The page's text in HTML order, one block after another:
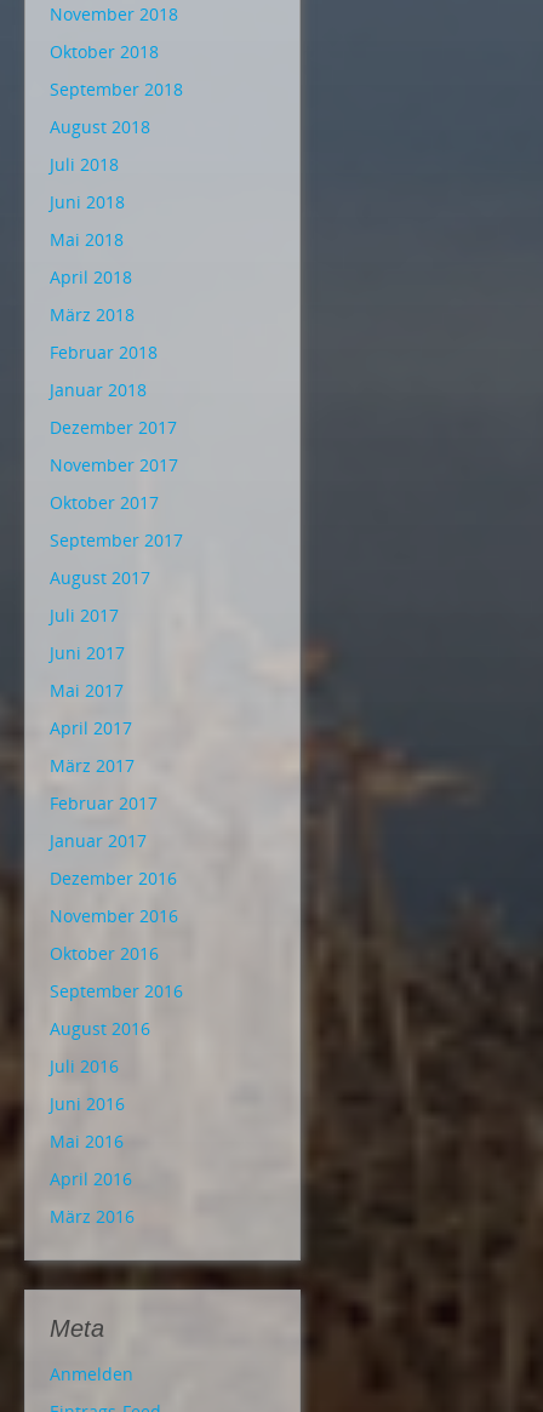
November 2018
Oktober 2018
September 2018
August 2018
Juli 2018
Juni 2018
Mai 2018
April 2018
März 2018
Februar 2018
Januar 2018
Dezember 2017
November 2017
Oktober 2017
September 2017
August 2017
Juli 2017
Juni 2017
Mai 2017
April 2017
März 2017
Februar 2017
Januar 2017
Dezember 2016
November 2016
Oktober 2016
September 2016
August 2016
Juli 2016
Juni 2016
Mai 2016
April 2016
März 2016
Meta
Anmelden